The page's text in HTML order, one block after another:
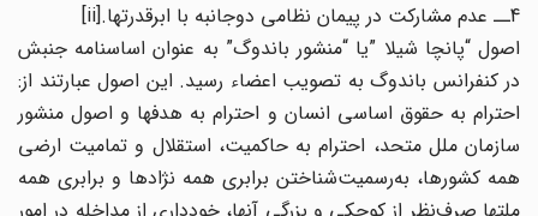
اصول “‌پانچا شیلا ”یا “منشور باندوگ” به عنوان اساسنامه جنبش
در کنفرانس باندوگ به تصویب اعضاء رسید. این اصول عبارتند از:
احترام به حقوق اساسی انسان و احترام به هدفها و اصول منشور
سازمان ملل متحد، احترام به حاکمیت، استقلال و تمامیت ارضی
همه کشورها، به‌رسمیت‌شناختن برابری همه نژادها و برابری همه